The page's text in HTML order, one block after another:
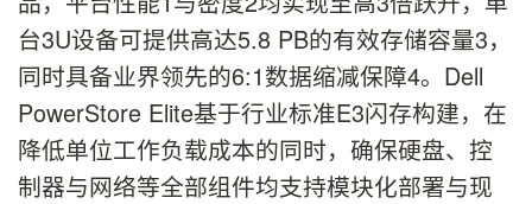
台3U设备可提供高达5.8 PB的有效存储容量3，
同时具备业界领先的6:1数据缩减保障4。Dell
PowerStore Elite基于行业标准E3闪存构建，在
降低单位工作负载成本的同时，确保硬盘、控
制器与网络等全部组件均支持模块化部署与现